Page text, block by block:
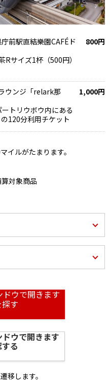
前駅直結樂園CAFÉド
Rサイズ1杯（500円）
800円
ウンジ「relark那
トリウボウ内にある
120分利用チケット
1,000円
イルがたまります。
対象商品
す
る
移します。